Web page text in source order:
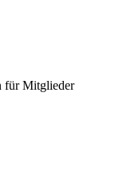
für Mitglieder